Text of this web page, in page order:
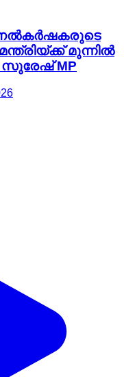
മുന്നിൽ
സുരേഷ് MP